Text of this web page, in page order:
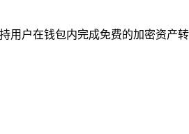
用户在钱包内完成免费的加密资产